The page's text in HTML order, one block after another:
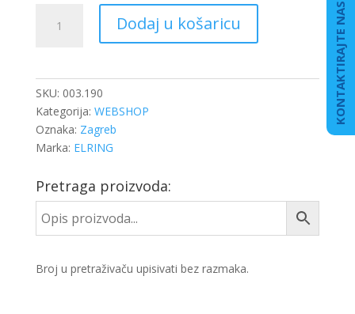
ULJNOG
količina
Dodaj u košaricu
SKU: 003.190
Kategorija: WEBSHOP
Oznaka: Zagreb
Marka: ELRING
Pretraga proizvoda:
Broj u pretraživaču upisivati bez razmaka.
KONTAKTIRAJTE NAS